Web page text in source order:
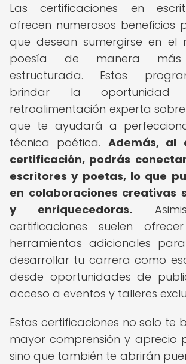
Las certificaciones en
ofrecen numerosos beneficios
que desean sumergirse en el
poesía de manera
estructurada. Estos
brindar la oportunidad
retroalimentación experta
que te ayudará a
técnica poética. Además, al
certificación, podrás
escritores y poetas, lo que
en colaboraciones creativas
y enriquecedoras.
certificaciones suelen
herramientas adicionales
desarrollar tu carrera como
desde oportunidades de
acceso a eventos y talleres
Estas certificaciones no solo te
mayor comprensión y aprecio
sino que también te abrirán